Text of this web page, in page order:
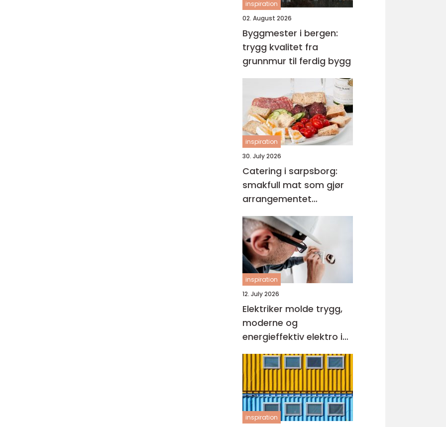
inspiration
02. August 2026
Byggmester i bergen:
trygg kvalitet fra
grunnmur til ferdig bygg
inspiration
30. July 2026
Catering i sarpsborg:
smakfull mat som gjør
arrangementet
komplett
inspiration
12. July 2026
Elektriker molde trygg,
moderne og
energieffektiv elektro i
hverdagen
inspiration